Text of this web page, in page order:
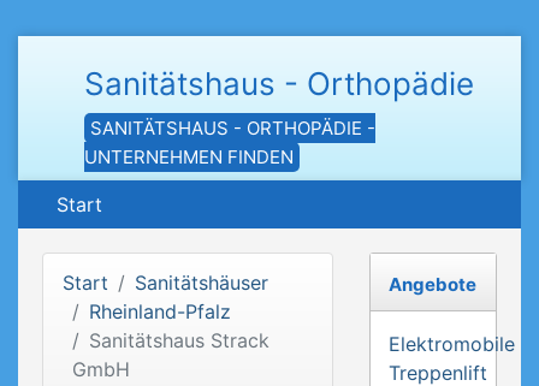
Sanitätshaus - Orthopädie
SANITÄTSHAUS - ORTHOPÄDIE -
UNTERNEHMEN FINDEN
Start
Start
Sanitätshäuser
Rheinland-Pfalz
Sanitätshaus Strack
GmbH
Angebote
Elektromobile
Treppenlift